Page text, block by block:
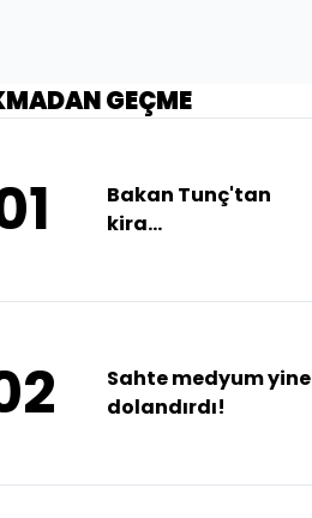
GEÇME
Bakan Tunç'tan
kira
Sahte medyum yine
dolandırdı!